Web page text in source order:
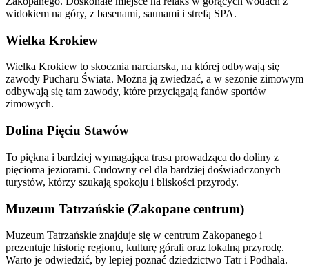
widokiem na góry, z basenami, saunami i strefą SPA.
Wielka Krokiew
Wielka Krokiew to skocznia narciarska, na której odbywają się
zawody Pucharu Świata. Można ją zwiedzać, a w sezonie zimowym
odbywają się tam zawody, które przyciągają fanów sportów
zimowych.
Dolina Pięciu Stawów
To piękna i bardziej wymagająca trasa prowadząca do doliny z
pięcioma jeziorami. Cudowny cel dla bardziej doświadczonych
turystów, którzy szukają spokoju i bliskości przyrody.
Muzeum Tatrzańskie (Zakopane centrum)
Muzeum Tatrzańskie znajduje się w centrum Zakopanego i
prezentuje historię regionu, kulturę górali oraz lokalną przyrodę.
Warto je odwiedzić, by lepiej poznać dziedzictwo Tatr i Podhala.